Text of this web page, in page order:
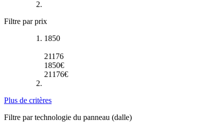
Filtre par prix
1850
21176
1850€
21176€
Plus de critères
Filtre par technologie du panneau (dalle)